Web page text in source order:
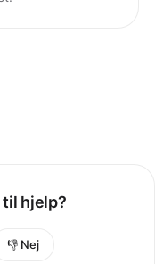
hjelp?
👎 Nej